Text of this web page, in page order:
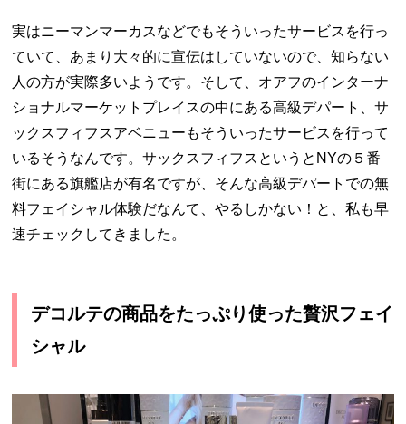
実はニーマンマーカスなどでもそういったサービスを行っ
ていて、あまり大々的に宣伝はしていないので、知らない
人の方が実際多いようです。そして、オアフのインターナ
ショナルマーケットプレイスの中にある高級デパート、サ
ックスフィフスアベニューもそういったサービスを行って
いるそうなんです。サックスフィフスというとNYの５番
街にある旗艦店が有名ですが、そんな高級デパートでの無
料フェイシャル体験だなんて、やるしかない！と、私も早
速チェックしてきました。
デコルテの商品をたっぷり使った贅沢フェイ
シャル